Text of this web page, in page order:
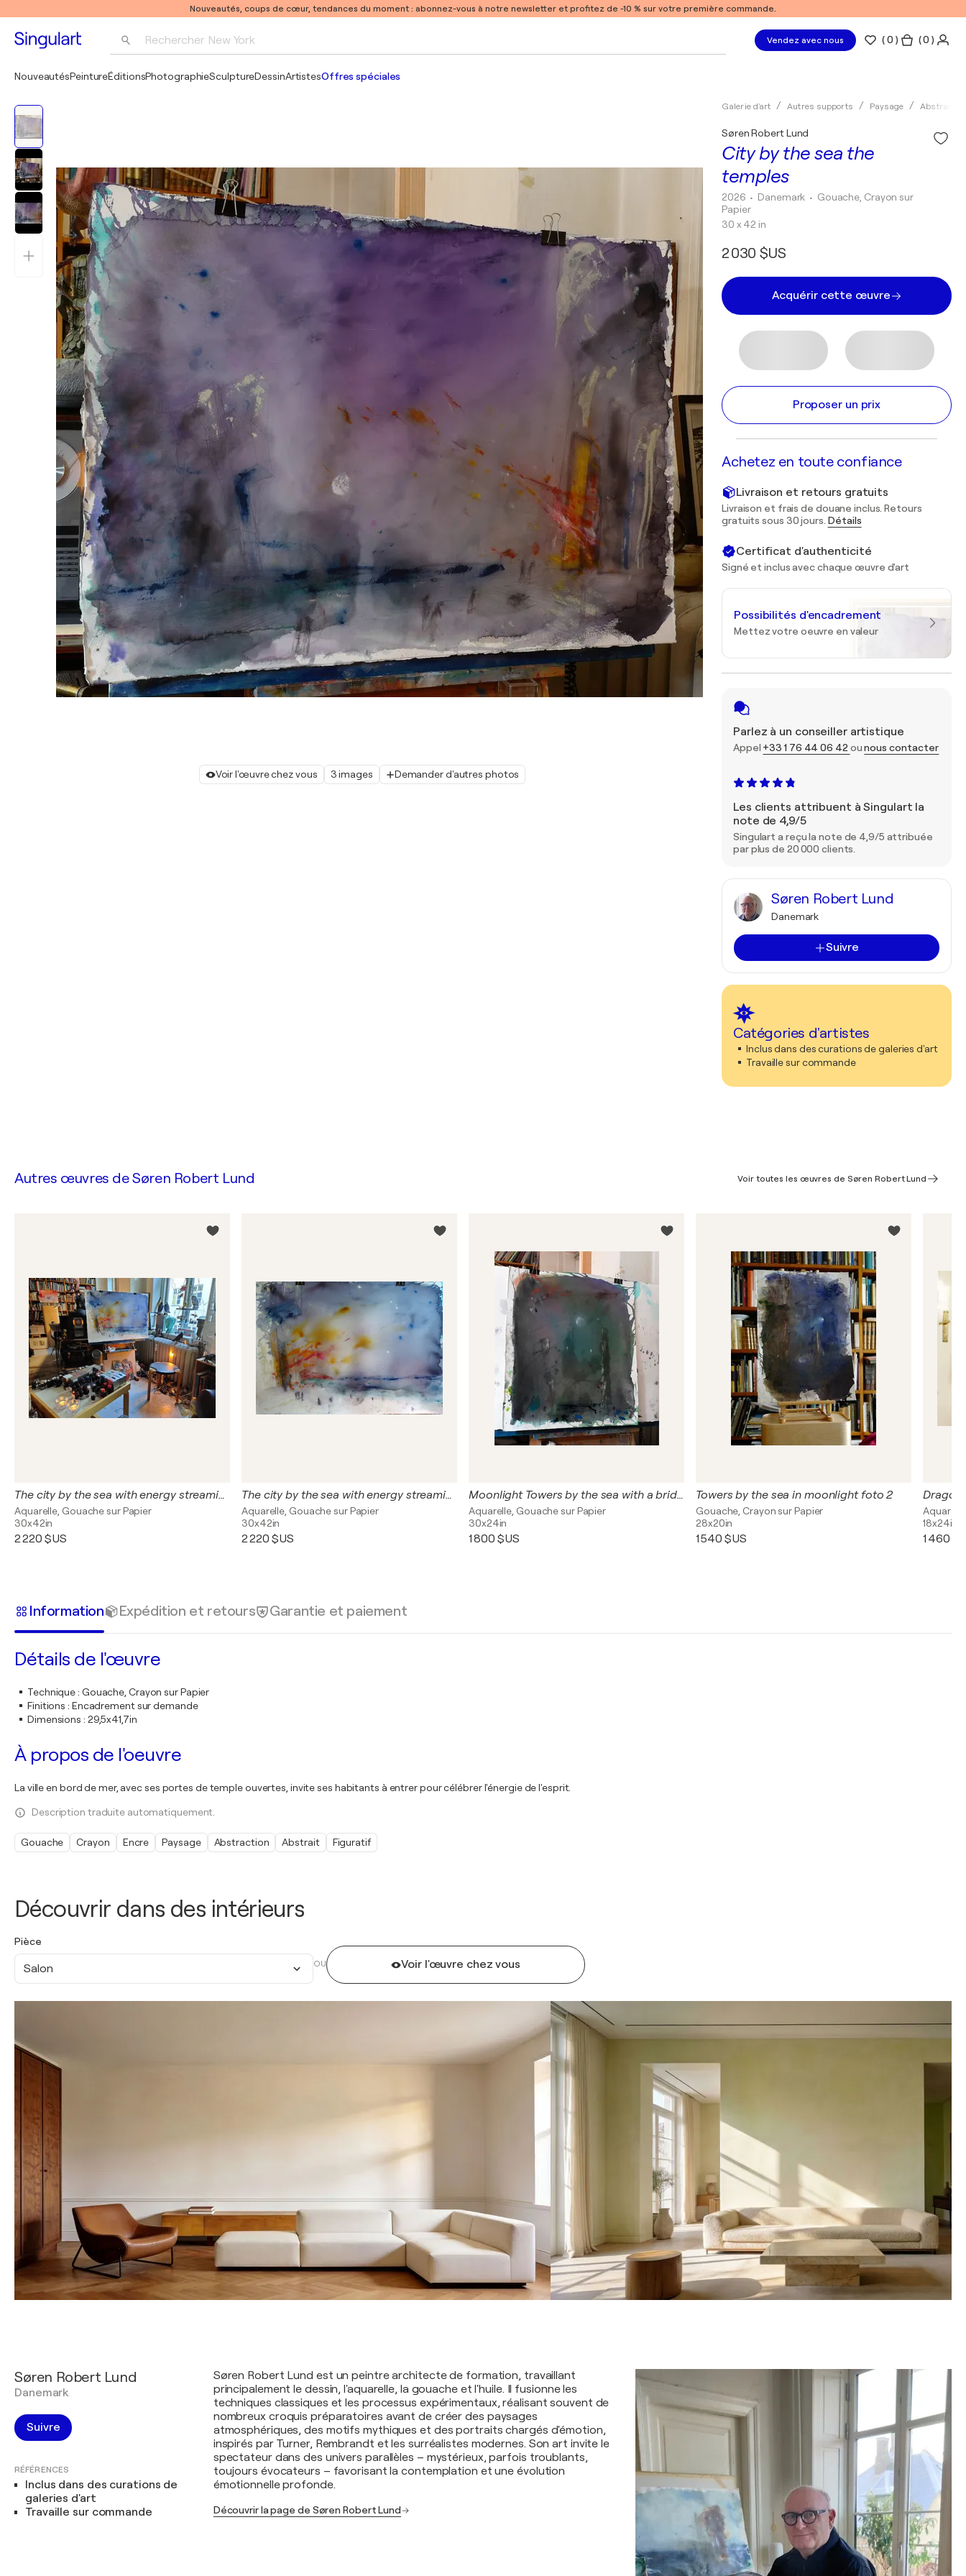
Nouveautés, coups de cœur, tendances du moment : abonnez-vous à notre newsletter et profitez de -10 % sur votre première commande.
Rechercher New York Vendez avec nous (0 ) ( 0 )
NouveautésPeintureÉditionsPhotographieSculptureDessinArtistesOffres spéciales
Voir l'œuvre chez vous 3 images Demander d'autres photos
Galerie d'art Autres supports Paysage Abstrait
City by the sea the
temples
Søren Robert Lund
2026 • Danemark • Gouache, Crayon sur
Papier
30 x 42 in
2 030 $US
Acquérir cette œuvre
Proposer un prix
Achetez en toute confiance
Livraison et retours gratuits
Livraison et frais de douane inclus. Retours
gratuits sous 30 jours. Détails
Certificat d'authenticité
Signé et inclus avec chaque œuvre d'art
Possibilités d'encadrement
Mettez votre oeuvre en valeur
Parlez à un conseiller artistique
Appel +33 1 76 44 06 42 ounous contacter
Les clients attribuent à Singulart la
note de 4,9/5
Singulart a reçu la note de 4,9/5 attribuée
par plus de 20 000 clients.
Søren Robert Lund
Danemark
Suivre
Catégories d'artistes
Inclus dans des curations de galeries d'art
Travaille sur commande
Découvrir dans des intérieurs
Pièce
Salon OU Voir l'œuvre chez vous
Autres œuvres deSøren Robert Lund Voir toutes les œuvres de Søren Robert Lund
The city by the sea with energy streaming out of the temple photo 2
Aquarelle, Gouache sur Papier
30x42in
2 220 $US
The city by the sea with energy streaming out of the temple
Aquarelle, Gouache sur Papier
30x42in
2 220 $US
Moonlight Towers by the sea with a bridge crossing.
Aquarelle, Gouache sur Papier
30x24in
1 800 $US
Towers by the sea in moonlight foto 2
Gouache, Crayon sur Papier
28x20in
1 540 $US
Dragon
18x24in
1 460
Information Expédition et retours Garantie et paiement
Détails de l'œuvre
Technique: Gouache, Crayon sur Papier
Finitions : Encadrement sur demande
Dimensions : 29,5x41,7in
À propos de l'oeuvre
La ville en bord de mer, avec ses portes de temple ouvertes, invite ses habitants à entrer pour célébrer l'énergie de l'esprit.
Description traduite automatiquement.
Gouache Crayon Encre Paysage Abstraction Abstrait Figuratif
Søren Robert Lund
Danemark
Suivre
RÉFÉRENCES
Inclus dans des curations de
galeries d'art
Travaille sur commande
Søren Robert Lund est un peintre architecte de formation, travaillant
principalement le dessin, l'aquarelle, la gouache et l'huile. Il fusionne les
techniques classiques et les processus expérimentaux, réalisant souvent de
nombreux croquis préparatoires avant de créer des paysages
atmosphériques, des motifs mythiques et des portraits chargés d'émotion,
inspirés par Turner, Rembrandt et les surréalistes modernes. Son art invite le
spectateur dans des univers parallèles – mystérieux, parfois troublants,
toujours évocateurs – favorisant la contemplation et une évolution
émotionnelle profonde.
Découvrir la page de Søren Robert Lund